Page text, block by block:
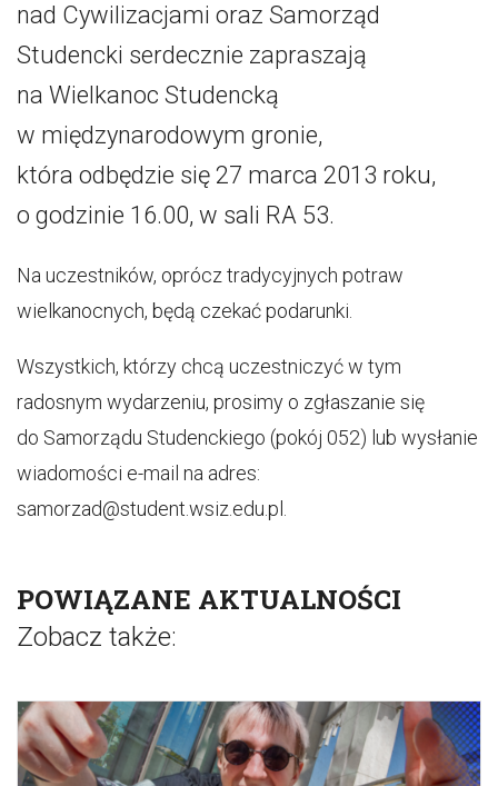
nad Cywilizacjami oraz Samorząd
Studencki serdecznie zapraszają
na Wielkanoc Studencką
w międzynarodowym gronie,
która odbędzie się 27 marca 2013 roku,
o godzinie 16.00, w sali RA 53.
Na uczestników, oprócz tradycyjnych potraw
wielkanocnych, będą czekać podarunki.
Wszystkich, którzy chcą uczestniczyć w tym
radosnym wydarzeniu, prosimy o zgłaszanie się
do Samorządu Studenckiego (pokój 052) lub wysłanie
wiadomości e-mail na adres:
samorzad@student.wsiz.edu.pl.
POWIĄZANE AKTUALNOŚCI
Zobacz także: